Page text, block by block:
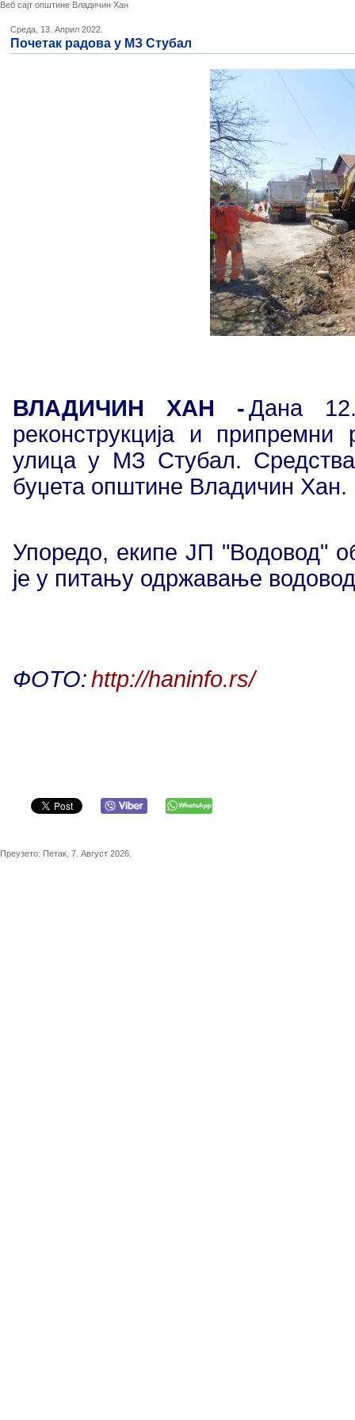
Веб сајт општине Владичин Хан
Среда, 13. Април 2022.
Почетак радова у МЗ Стубал
ВЛАДИЧИН ХАН -Дана
реконструкција и
улица у МЗ Стубал. Средства
буџета општине Владичин Хан.
Упоредо, екипе ЈП "Водовод"
је у питању одржавање
ФОТО:http://haninfo.rs/
Преузето: Петак, 7. Август 2026.